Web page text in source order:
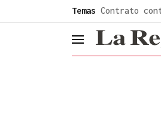
Temas Contrato
header.menu.open